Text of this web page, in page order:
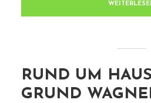
RUND UM
GRUND